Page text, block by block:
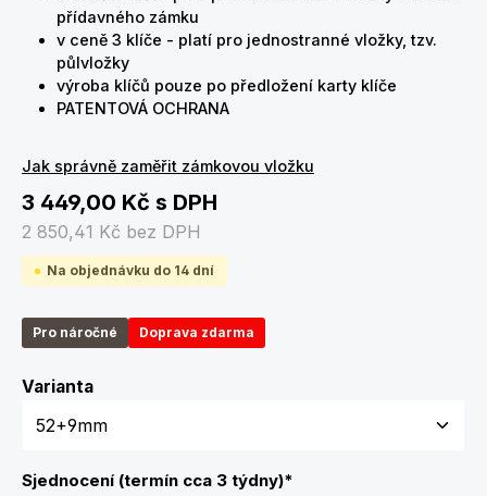
přídavného zámku
v ceně 3 klíče - platí pro jednostranné vložky, tzv.
půlvložky
výroba klíčů pouze po předložení karty klíče
PATENTOVÁ OCHRANA
Jak správně zaměřit zámkovou vložku
3 449,00 Kč s DPH
2 850,41 Kč bez DPH
Na objednávku do 14 dní
Pro náročné Doprava zdarma
VariantaZvolte variantu
Sjednocení (termín cca 3 týdny)*